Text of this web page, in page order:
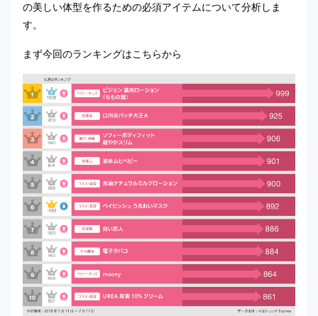
の美しい体型を作るための必須アイテムについて分析しま
す。
まず今回のランキングはこちらから